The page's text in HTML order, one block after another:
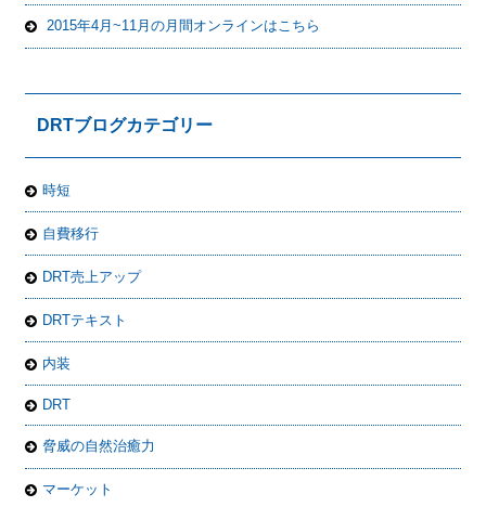
2015年4月~11月の月間オンラインはこちら
DRTブログカテゴリー
時短
自費移行
DRT売上アップ
DRTテキスト
内装
DRT
脅威の自然治癒力
マーケット